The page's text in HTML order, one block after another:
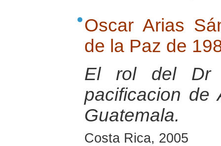
Oscar Arias
de la Paz de
El rol del Dr
pacificacion de
Guatemala.
Costa Rica, 2005